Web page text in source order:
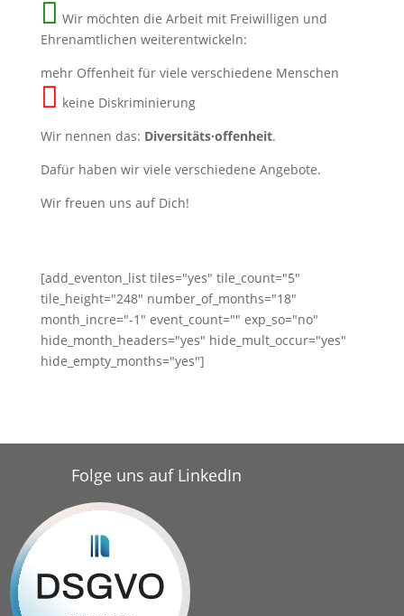
 Wir möchten die Arbeit mit Freiwilligen und
Ehrenamtlichen weiterentwickeln:
mehr Offenheit für viele verschiedene Menschen
 keine Diskriminierung
Wir nennen das: Diversitäts∙offenheit.
Dafür haben wir viele verschiedene Angebote.
Wir freuen uns auf Dich!
[add_eventon_list tiles="yes" tile_count="5"
tile_height="248" number_of_months="18"
month_incre="-1" event_count="" exp_so="no"
hide_month_headers="yes" hide_mult_occur="yes"
hide_empty_months="yes"]
Folge uns auf LinkedIn